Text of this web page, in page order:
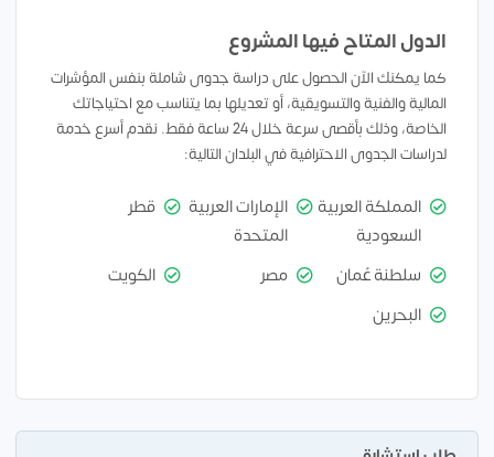
الدول المتاح فيها المشروع
كما يمكنك الآن الحصول على دراسة جدوى شاملة بنفس المؤشرات
المالية والفنية والتسويقية، أو تعديلها بما يتناسب مع احتياجاتك
الخاصة، وذلك بأقصى سرعة خلال 24 ساعة فقط. نقدم أسرع خدمة
لدراسات الجدوى الاحترافية في البلدان التالية:
المملكة العربية
السعودية
الإمارات العربية
المتحدة
قطر
سلطنة عُمان مصر
الكويت
البحرين